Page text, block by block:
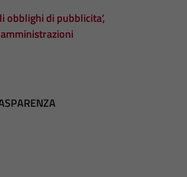
di pubblicita’,